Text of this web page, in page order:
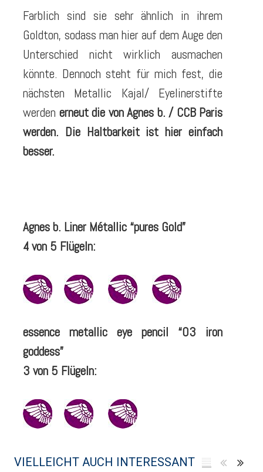
Farblich sind sie sehr ähnlich in ihrem
Goldton, sodass man hier auf dem Auge den
Unterschied nicht wirklich ausmachen
könnte. Dennoch steht für mich fest, die
nächsten Metallic Kajal/ Eyelinerstifte
werden erneut die von Agnes b. / CCB Paris
werden. Die Haltbarkeit ist hier einfach
besser.
Agnes b. Liner Métallic “pures Gold”
4 von 5 Flügeln:
essence metallic eye pencil “03 iron
goddess”
3 von 5 Flügeln:
VIELLEICHT AUCH INTERESSANT